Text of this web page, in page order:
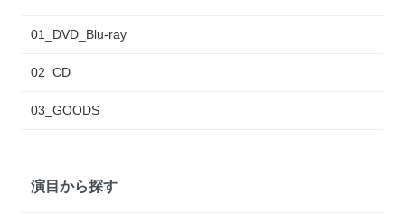
01_DVD_Blu-ray
02_CD
03_GOODS
演目から探す